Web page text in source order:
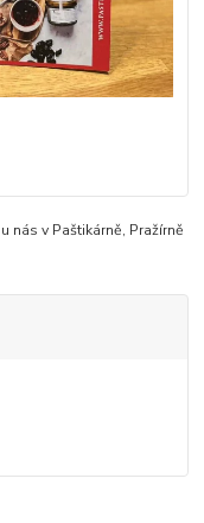
nás v Paštikárně, Pražírně